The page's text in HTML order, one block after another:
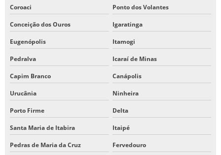
Coroaci Ponto dos Volantes
Conceição dos Ouros Igaratinga
Eugenópolis Itamogi
Pedralva Icaraí de Minas
Capim Branco Canápolis
Urucânia Ninheira
Porto Firme Delta
Santa Maria de Itabira Itaipé
Pedras de Maria da Cruz Fervedouro